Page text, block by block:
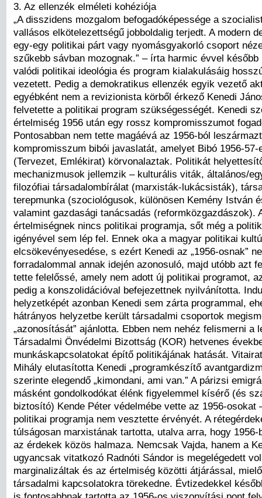
3. Az ellenzék elméleti kohéziója
„A disszidens mozgalom befogadóképessége a
vallásos elkötelezettségű jobboldalig terjedt. A modern
egy-egy politikai párt vagy nyomásgyakorló csoport
szűkebb sávban mozognak.” – írta harmic évvel később
valódi politikai ideológia és program kialakulásáig
vezetett. Pedig a demokratikus ellenzék egyik vezető
egyébként nem a revizionista körből érkező Kenedi
felvetette a politikai program szükségességét. Kenedi
értelmiség 1956 után egy rossz kompromisszumot
Pontosabban nem tette magáévá az 1956-ból
kompromisszum bibói javaslatát, amelyet Bibó 1956-
(Tervezet, Emlékirat) körvonalaztak. Politikát
mechanizmusok jellemzik – kulturális viták, általános/
filozófiai társadalombírálat (marxisták-lukácsisták),
terepmunka (szociológusok, különösen Kemény István
valamint gazdasági tanácsadás (reformközgazdászok).
értelmiségnek nincs politikai programja, sőt még a
igényével sem lép fel. Ennek oka a magyar politikai
elcsökevényesedése, s ezért Kenedi az „1956-osnak”
forradalommal annak idején azonosuló, majd utóbb azt
tette felelőssé, amely nem adott új politikai programot,
pedig a konszolidációval befejezettnek nyilvánította.
helyzetképét azonban Kenedi sem zárta programmal,
hátrányos helyzetbe került társadalmi csoportok
„azonosítását” ajánlotta. Ebben nem nehéz felismerni a
Társadalmi Önvédelmi Bizottság (KOR) hetvenes
munkáskapcsolatokat építő politikájának hatását.
Mihály elutasította Kenedi „programkészítő
szerinte elegendő „kimondani, ami van.” A párizsi
másként gondolkodókat élénk figyelemmel kísérő (és
biztosító) Kende Péter védelmébe vette az 1956-osokat
politikai programja nem vesztette érvényét. A
túlságosan marxistának tartotta, utalva arra, hogy
az érdekek közös halmaza. Nemcsak Vajda, hanem a
ugyancsak vitatkozó Radnóti Sándor is megelégedett
marginalizáltak és az értelmiség közötti átjárással,
társadalmi kapcsolatokra törekedne. Évtizedekkel